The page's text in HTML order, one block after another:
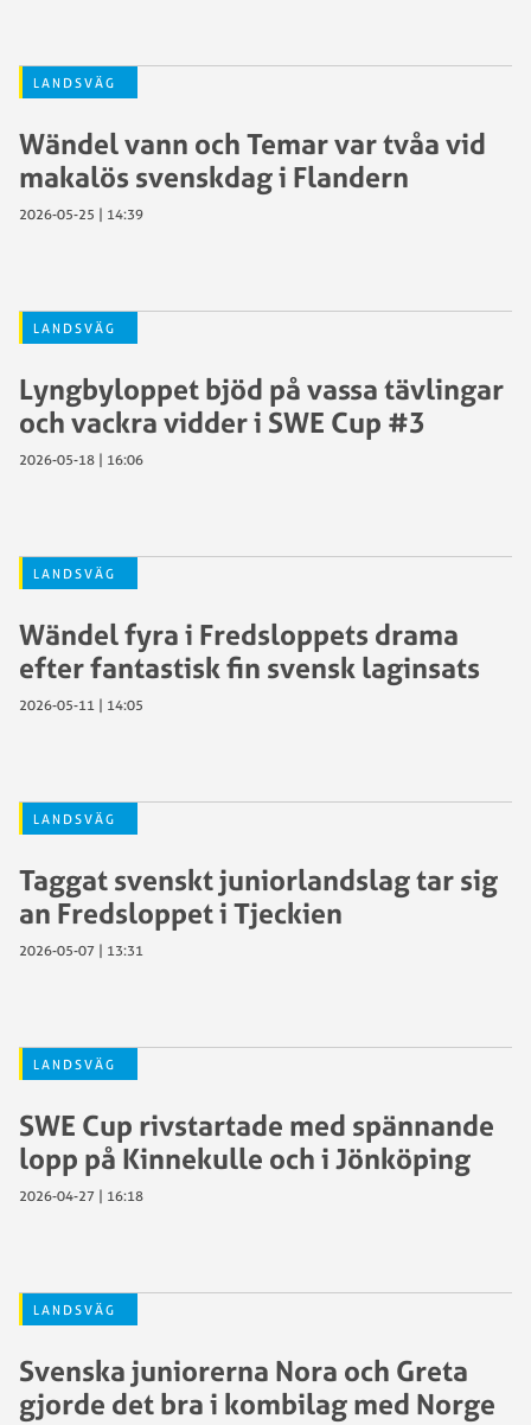
LANDSVÄG
Wändel vann och Temar var tvåa vid
makalös svenskdag i Flandern
2026-05-25 | 14:39
LANDSVÄG
Lyngbyloppet bjöd på vassa tävlingar
och vackra vidder i SWE Cup #3
2026-05-18 | 16:06
LANDSVÄG
Wändel fyra i Fredsloppets drama
efter fantastisk fin svensk laginsats
2026-05-11 | 14:05
LANDSVÄG
Taggat svenskt juniorlandslag tar sig
an Fredsloppet i Tjeckien
2026-05-07 | 13:31
LANDSVÄG
SWE Cup rivstartade med spännande
lopp på Kinnekulle och i Jönköping
2026-04-27 | 16:18
LANDSVÄG
Svenska juniorerna Nora och Greta
gjorde det bra i kombilag med Norge